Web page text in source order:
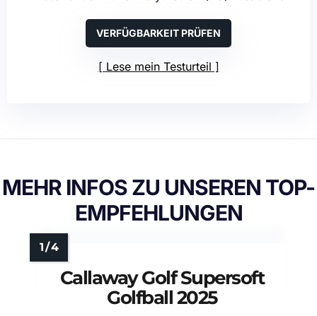
VERFÜGBARKEIT PRÜFEN
Lese mein Testurteil
MEHR INFOS ZU UNSEREN TOP-
EMPFEHLUNGEN
Callaway Golf Supersoft
Golfball 2025